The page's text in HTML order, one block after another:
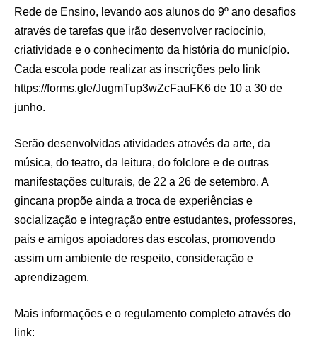
Rede de Ensino, levando aos alunos do 9º ano desafios
através de tarefas que irão desenvolver raciocínio,
criatividade e o conhecimento da história do município.
Cada escola pode realizar as inscrições pelo link
https://forms.gle/JugmTup3wZcFauFK6 de 10 a 30 de
junho.
Serão desenvolvidas atividades através da arte, da
música, do teatro, da leitura, do folclore e de outras
manifestações culturais, de 22 a 26 de setembro. A
gincana propõe ainda a troca de experiências e
socialização e integração entre estudantes, professores,
pais e amigos apoiadores das escolas, promovendo
assim um ambiente de respeito, consideração e
aprendizagem.
Mais informações e o regulamento completo através do
link: